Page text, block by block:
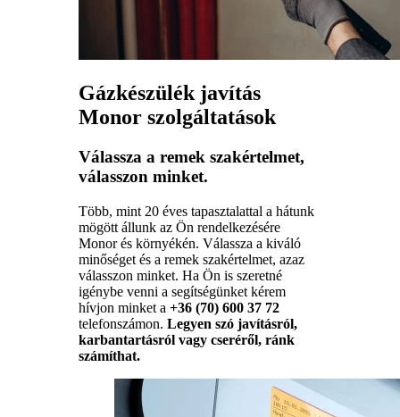
Gázkészülék javítás
Monor szolgáltatások
Válassza a remek szakértelmet,
válasszon minket.
Több, mint 20 éves tapasztalattal a hátunk
mögött állunk az Ön rendelkezésére
Monor és környékén. Válassza a kiváló
minőséget és a remek szakértelmet, azaz
válasszon minket. Ha Ön is szeretné
igénybe venni a segítségünket kérem
hívjon minket a +36 (70) 600 37 72
telefonszámon. Legyen szó javításról,
karbantartásról vagy cseréről, ránk
számíthat.